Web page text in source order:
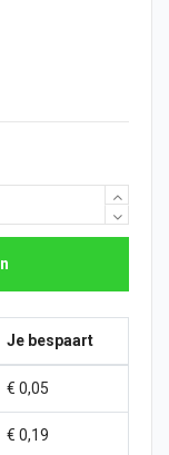
Je bespaart
€ 0,05
€ 0,19